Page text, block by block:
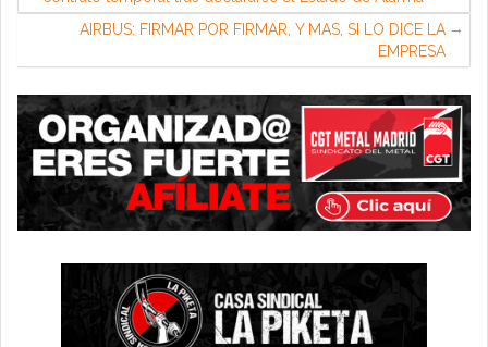
AIRBUS: FIRMAR POR FIRMAR, Y MAS, SI LO DICE LA
EMPRESA